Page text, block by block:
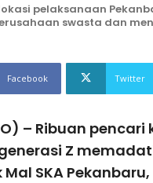
pelaksanaan
swasta dan
Facebook Twitter
– Ribuan
Z
SKA